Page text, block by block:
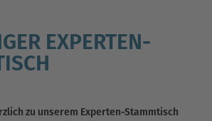
EXPERTEN-
zu unserem Experten-Stammtisch